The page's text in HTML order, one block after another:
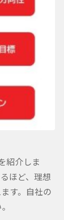
紹介しま
ほど、理想
す。自社の